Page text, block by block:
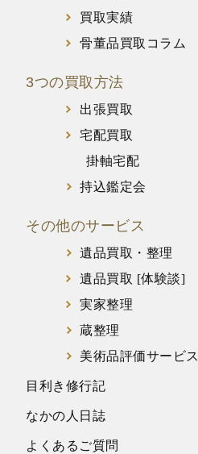
買取実績
骨董品買取コラム
3つの買取方法
出張買取
宅配買取
掛軸宅配
持込鑑定会
その他のサービス
遺品買取・整理
遺品買取 [体験談]
実家整理
蔵整理
美術品評価サービス
目利き修行記
なかの人日誌
よくあるご質問